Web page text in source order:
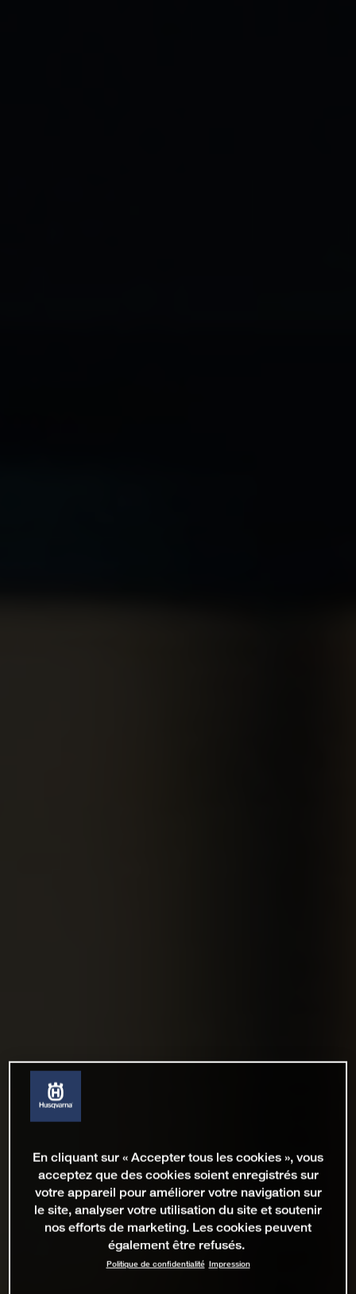
En cliquant sur « Accepter tous les cookies », vous
acceptez que des cookies soient enregistrés sur
votre appareil pour améliorer votre navigation sur
le site, analyser votre utilisation du site et soutenir
nos efforts de marketing. Les cookies peuvent
également être refusés.
Politique de confidentialité Impression